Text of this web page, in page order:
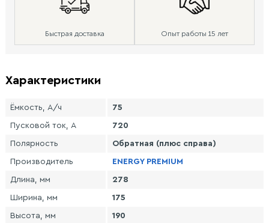
Быстрая доставка Опыт работы 15 лет
Характеристики
Ёмкость, А/ч 75
Пусковой ток, А 720
Полярность Обратная (плюс справа)
Производитель ENERGY PREMIUM
Длина, мм 278
Ширина, мм 175
Высота, мм 190